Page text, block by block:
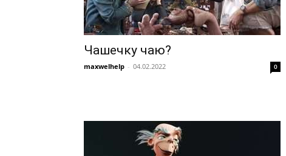
Чашечку чаю?
maxwelhelp - 04.02.2022 0